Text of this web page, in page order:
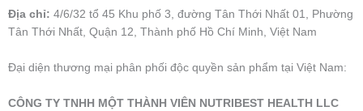
Địa chỉ: 4/6/32 tổ 45 Khu phố 3, đường Tân Thới Nhất 01, Phường
Tân Thới Nhất, Quận 12, Thành phố Hồ Chí Minh, Việt Nam
Đại diện thương mại phân phối độc quyền sản phẩm tại Việt Nam:
CÔNG TY TNHH MỘT THÀNH VIÊN NUTRIBEST HEALTH LLC